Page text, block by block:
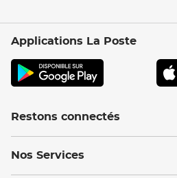
Applications La Poste
Restons connectés
Nos Services